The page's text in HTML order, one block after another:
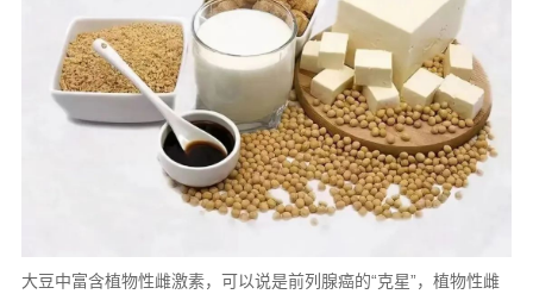
大豆中富含植物性雌激素，可以说是前列腺癌的“克星”，植物性雌